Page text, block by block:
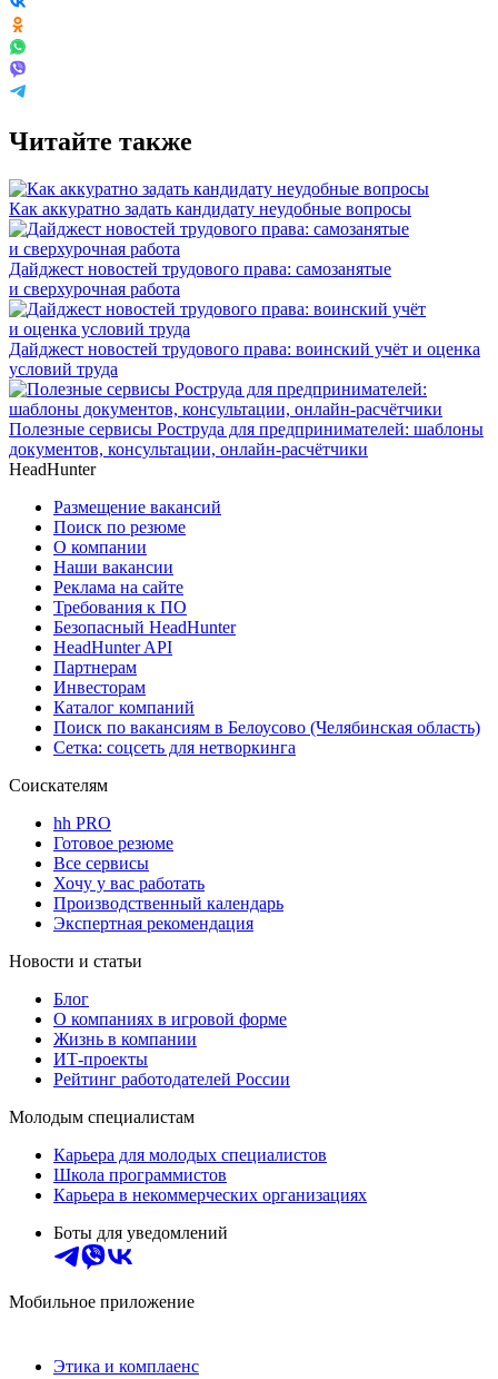
Читайте также
Как аккуратно задать кандидату неудобные вопросы
Дайджест новостей трудового права: самозанятые
и сверхурочная работа
Дайджест новостей трудового права: воинский учёт и оценка
условий труда
Полезные сервисы Роструда для предпринимателей: шаблоны
документов, консультации, онлайн-расчётчики
HeadHunter
Размещение вакансий
Поиск по резюме
О компании
Наши вакансии
Реклама на сайте
Требования к ПО
Безопасный HeadHunter
HeadHunter API
Партнерам
Инвесторам
Каталог компаний
Поиск по вакансиям в Белоусово (Челябинская область)
Сетка: соцсеть для нетворкинга
Соискателям
hh PRO
Готовое резюме
Все сервисы
Хочу у вас работать
Производственный календарь
Экспертная рекомендация
Новости и статьи
Блог
О компаниях в игровой форме
Жизнь в компании
ИТ-проекты
Рейтинг работодателей России
Молодым специалистам
Карьера для молодых специалистов
Школа программистов
Карьера в некоммерческих организациях
Боты для уведомлений
Мобильное приложение
Этика и комплаенс